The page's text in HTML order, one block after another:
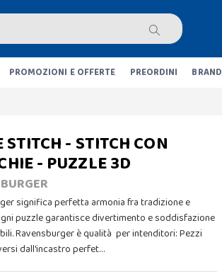
PROMOZIONI E OFFERTE PREORDINI BRAND
STITCH - STITCH CON
- PUZZLE 3D
significa perfetta armonia fra tradizione e
puzzle garantisce divertimento e soddisfazione
Ravensburger è qualità per intenditori: Pezzi
dall'incastro perfet…